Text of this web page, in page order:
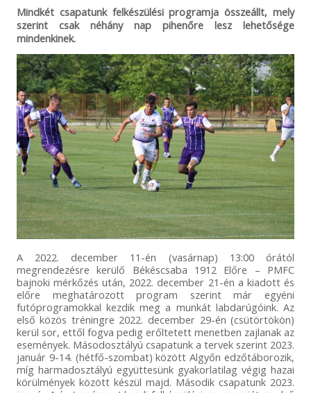
Mindkét csapatunk felkészülési programja összeállt, mely
szerint csak néhány nap pihenőre lesz lehetősége
mindenkinek.
A 2022. december 11-én (vasárnap) 13:00 órától
megrendezésre kerülő Békéscsaba 1912 Előre – PMFC
bajnoki mérkőzés után, 2022. december 21-én a kiadott és
előre meghatározott program szerint már egyéni
futóprogramokkal kezdik meg a munkát labdarúgóink. Az
első közös tréningre 2022. december 29-én (csütörtökön)
kerül sor, ettől fogva pedig erőltetett menetben zajlanak az
események. Másodosztályú csapatunk a tervek szerint 2023.
január 9-14. (hétfő-szombat) között Algyőn edzőtáborozik,
míg harmadosztályú együttesünk gyakorlatilag végig hazai
körülmények között készül majd. Második csapatunk 2023.